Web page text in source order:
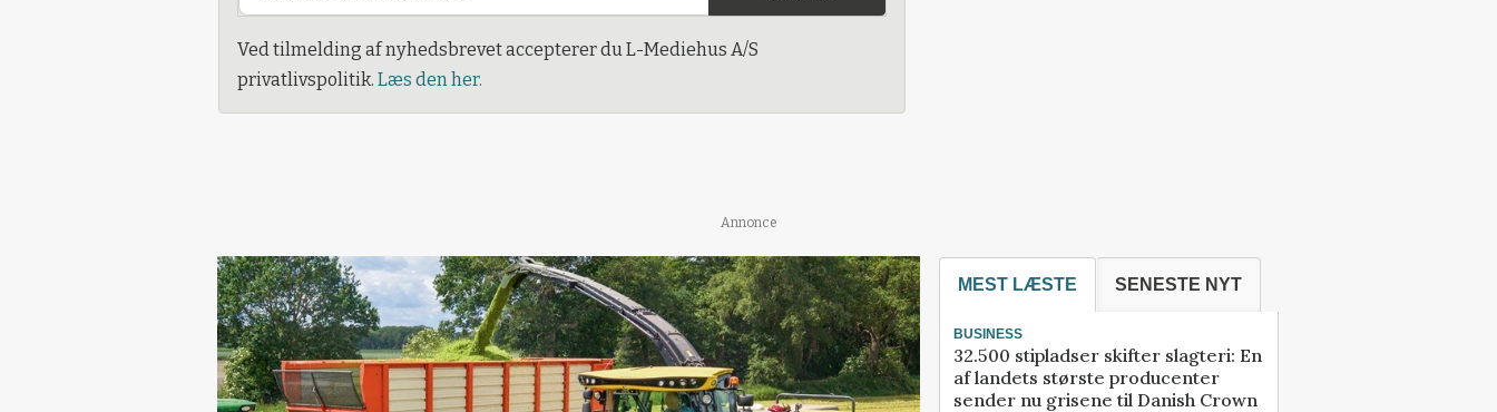
Ved tilmelding af nyhedsbrevet accepterer du L-Mediehus A/S
privatlivspolitik. Læs den her.
Annonce
MEST LÆSTE SENESTE NYT
BUSINESS
32.500 stipladser skifter slagteri: En
af landets største producenter
sender nu grisene til Danish Crown